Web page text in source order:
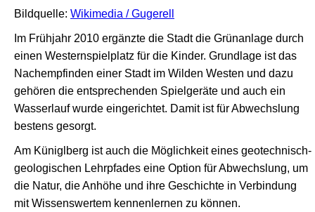
Bildquelle: Wikimedia / Gugerell
Im Frühjahr 2010 ergänzte die Stadt die Grünanlage durch
einen Westernspielplatz für die Kinder. Grundlage ist das
Nachempfinden einer Stadt im Wilden Westen und dazu
gehören die entsprechenden Spielgeräte und auch ein
Wasserlauf wurde eingerichtet. Damit ist für Abwechslung
bestens gesorgt.
Am Küniglberg ist auch die Möglichkeit eines geotechnisch-
geologischen Lehrpfades eine Option für Abwechslung, um
die Natur, die Anhöhe und ihre Geschichte in Verbindung
mit Wissenswertem kennenlernen zu können.